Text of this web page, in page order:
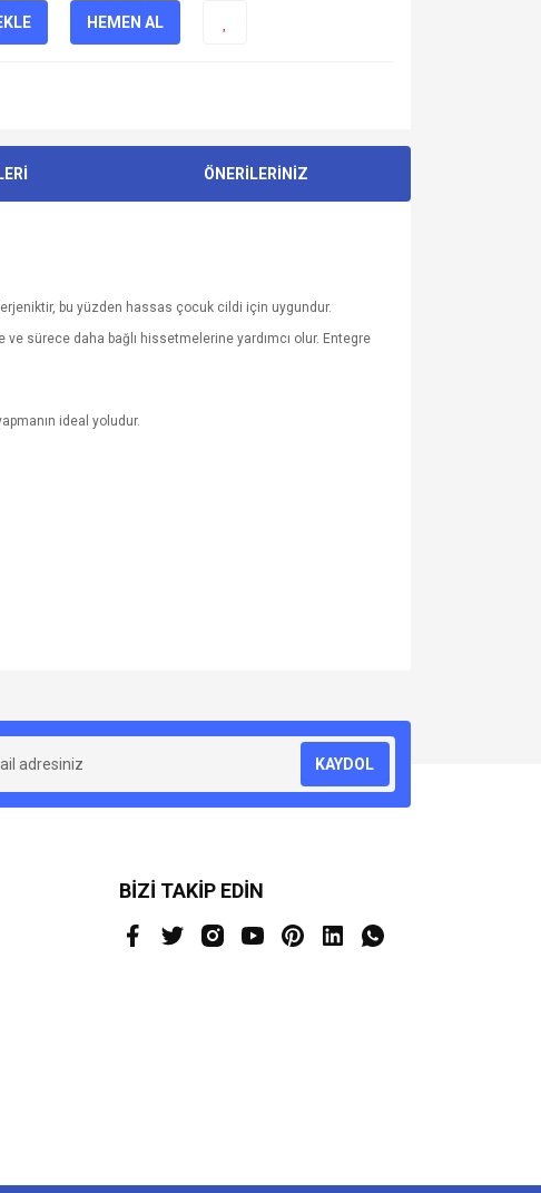
HEMEN AL
ÖNERİLERİNİZ
bu yüzden hassas çocuk cildi için uygundur.
sürece daha bağlı hissetmelerine yardımcı olur. Entegre
ideal yoludur.
KAYDOL
BİZİ TAKİP EDİN